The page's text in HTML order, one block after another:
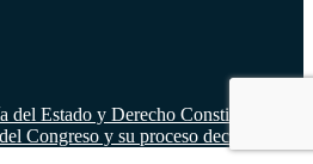
del Estado y Derecho Constitucional
Congreso y su proceso decisorio